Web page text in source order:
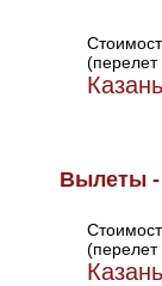
Вылеты -
(перелет